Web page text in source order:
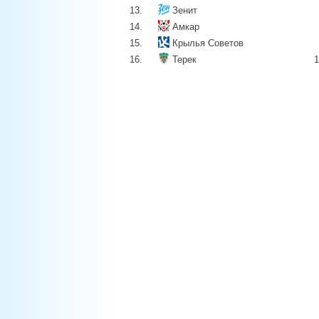
13.
Зенит
14.
Амкар
15.
Крылья Советов
16.
Терек 1